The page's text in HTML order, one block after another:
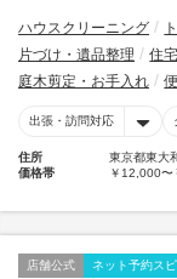
ハウスクリーニング
片づけ・遺品整理
住
庭木剪定・お手入れ
出張・訪問対応
住所
東京都東大
価格帯
￥12,000
店舗公式 ネット予約ス